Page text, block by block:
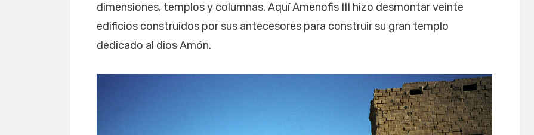
dimensiones, templos y columnas. Aquí Amenofis III hizo desmontar veinte
edificios construidos por sus antecesores para construir su gran templo
dedicado al dios Amón.